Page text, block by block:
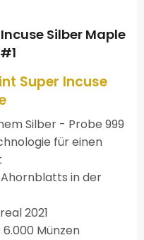
Silber Maple
Super Incuse
Silber - Probe 999
für einen
in der
2021
Münzen